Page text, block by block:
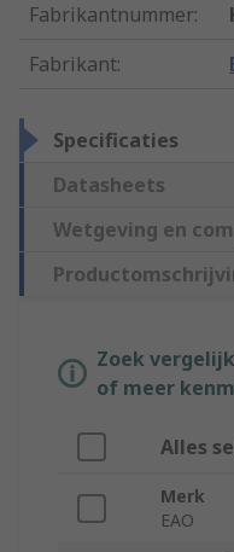
Fabrikantnummer:
Fabrikant:
Specificaties
Datasheets
Wetgeving en
Zoek
of meer
Alles
Merk
EAO